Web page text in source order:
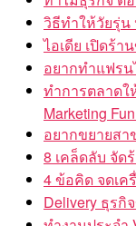
วิธีทำให้วัยรุ่น
ไอเดีย เปิดร้า
อยากทำแฟร
ทำการตลาดใ
Marketing
อยากขยายส
8 เคล็ดลับ จัด
4 ข้อคิด จดเค
Delivery ธุรกิ